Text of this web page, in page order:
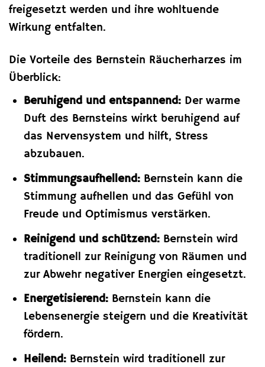
freigesetzt werden und ihre wohltuende
Wirkung entfalten.
Die Vorteile des Bernstein Räucherharzes im
Überblick:
Beruhigend und entspannend:Der warme
Duft des Bernsteins wirkt beruhigend auf
das Nervensystem und hilft, Stress
abzubauen.
Stimmungsaufhellend:Bernstein kann die
Stimmung aufhellen und das Gefühl von
Freude und Optimismus verstärken.
Reinigend und schützend:Bernstein wird
traditionell zur Reinigung von Räumen und
zur Abwehr negativer Energien eingesetzt.
Energetisierend:Bernstein kann die
Lebensenergie steigern und die Kreativität
fördern.
Heilend:Bernstein wird traditionell zur